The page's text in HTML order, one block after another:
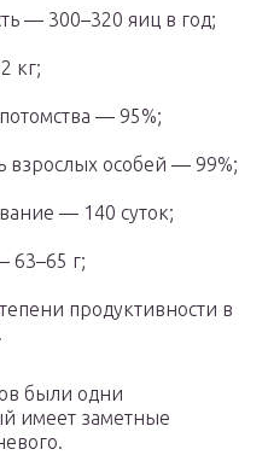
— 300–320 яиц в год;
кг;
— 95%;
взрослых особей — 99%;
— 140 суток;
63–65 г;
продуктивности в
были одни
имеет заметные